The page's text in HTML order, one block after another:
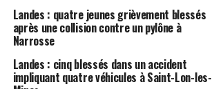
Landes : quatre jeunes grièvement blessés
après une collision contre un pylône à
Narrosse
Landes : cinq blessés dans un accident
impliquant quatre véhicules à Saint-Lon-les-